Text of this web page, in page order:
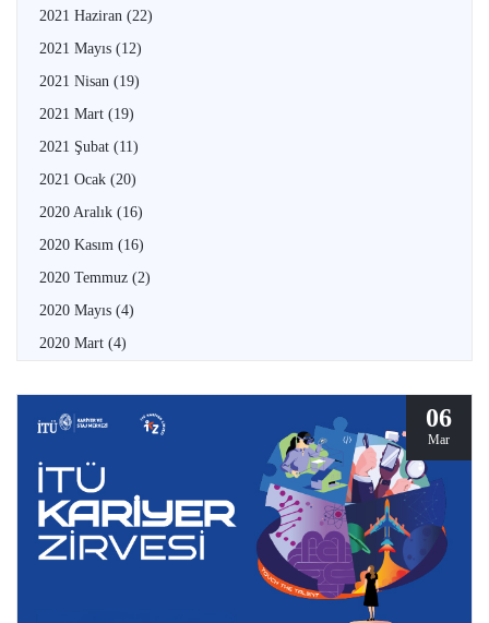
2021 Haziran (22)
2021 Mayıs (12)
2021 Nisan (19)
2021 Mart (19)
2021 Şubat (11)
2021 Ocak (20)
2020 Aralık (16)
2020 Kasım (16)
2020 Temmuz (2)
2020 Mayıs (4)
2020 Mart (4)
06
Mar